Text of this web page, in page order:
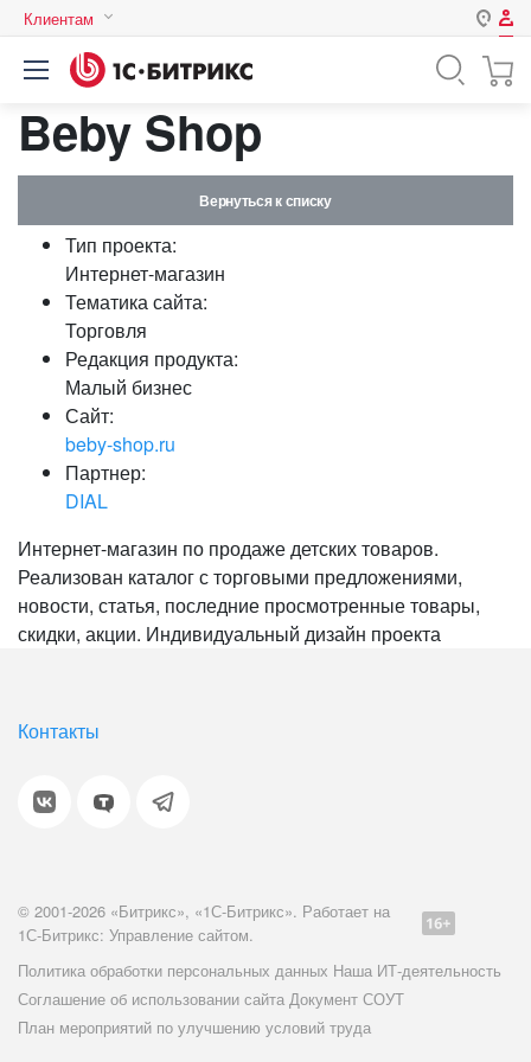
Клиентам
Авторизация
Логин
Пароль
Забыли свой пароль?
Beby Shop
Вернуться к списку
Тип проекта:
Интернет-магазин
Тематика сайта:
Торговля
Редакция продукта:
Малый бизнес
Сайт:
beby-shop.ru
Партнер:
DIAL
Интернет-магазин по продаже детских товаров.
Реализован каталог с торговыми предложениями,
новости, статья, последние просмотренные товары,
скидки, акции. Индивидуальный дизайн проекта
Контакты
© 2001-2026 «Битрикс», «1С-Битрикс». Работает на
1С-Битрикс: Управление сайтом.
Политика обработки персональных данных Наша ИТ-деятельность
Соглашение об использовании сайта Документ СОУТ
План мероприятий по улучшению условий труда